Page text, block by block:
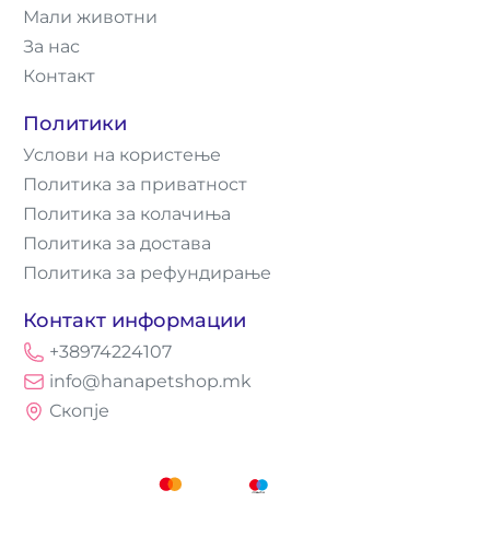
Мали животни
За нас
Контакт
Политики
Услови на користење
Политика за приватност
Политика за колачиња
Политика за достава
Политика за рефундирање
Контакт информации
+38974224107
info@hanapetshop.mk
Скопје